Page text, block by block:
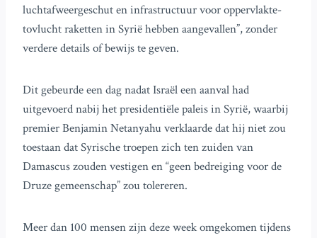
luchtafweergeschut en infrastructuur voor oppervlakte-
tovlucht raketten in Syrië hebben aangevallen”, zonder
verdere details of bewijs te geven.
Dit gebeurde een dag nadat Israël een aanval had
uitgevoerd nabij het presidentiële paleis in Syrië, waarbij
premier Benjamin Netanyahu verklaarde dat hij niet zou
toestaan dat Syrische troepen zich ten zuiden van
Damascus zouden vestigen en “geen bedreiging voor de
Druze gemeenschap” zou tolereren.
Meer dan 100 mensen zijn deze week omgekomen tijdens